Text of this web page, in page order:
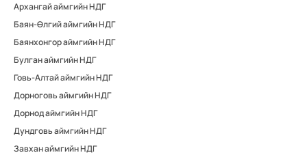
Архангай аймгийн НДГ
Баян-Өлгий аймгийн НДГ
Баянхонгор аймгийн НДГ
Булган аймгийн НДГ
Говь-Алтай аймгийн НДГ
Дорноговь аймгийн НДГ
Дорнод аймгийн НДГ
Дундговь аймгийн НДГ
Завхан аймгийн НДГ